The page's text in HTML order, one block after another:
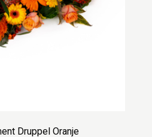
Druppel Oranje